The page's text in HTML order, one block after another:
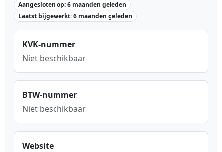
Aangesloten op: 6 maanden geleden
Laatst bijgewerkt: 6 maanden geleden
KVK-nummer
Niet beschikbaar
BTW-nummer
Niet beschikbaar
Website